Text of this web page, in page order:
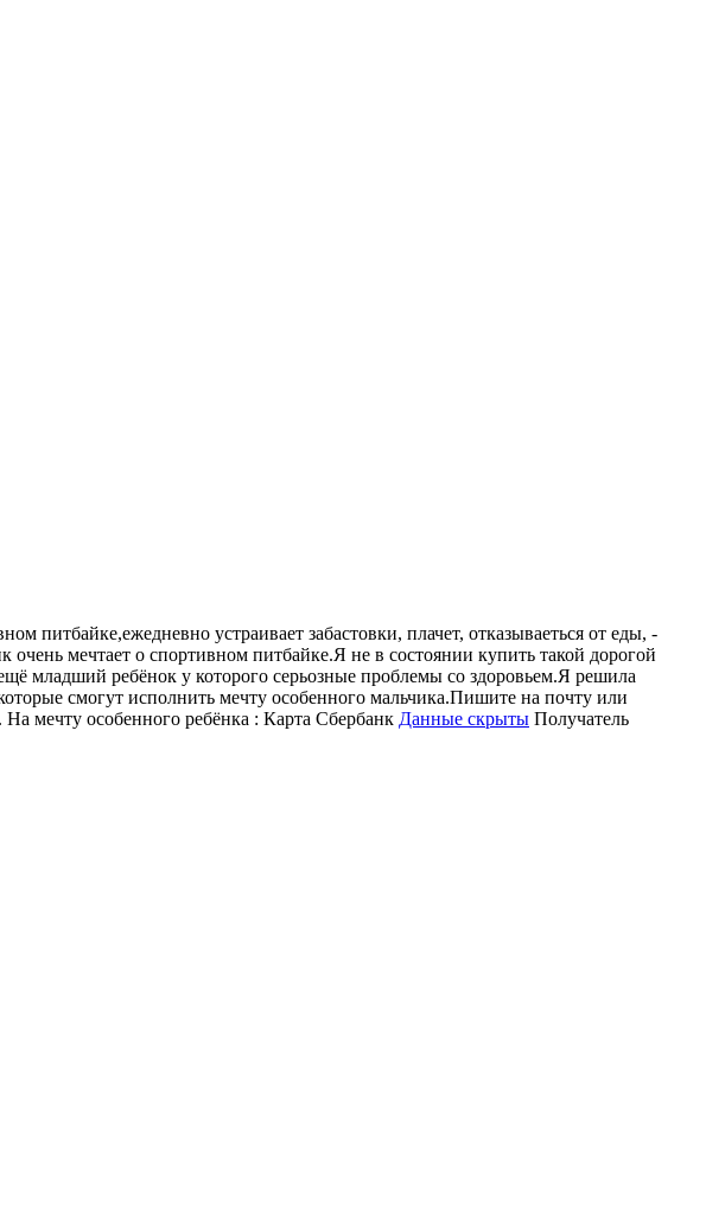
питбайке,ежедневно устраивает забастовки, плачет, отказываеться от еды, -
мечтает о спортивном питбайке.Я не в состоянии купить такой дорогой
младший ребёнок у которого серьозные проблемы со здоровьем.Я решила
смогут исполнить мечту особенного мальчика.Пишите на почту или
мечту особенного ребёнка : Карта Сбербанк Данные скрыты Получатель